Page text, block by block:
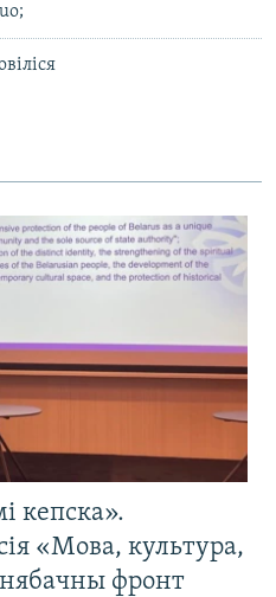
кепска».
«Мова, культура,
фронт